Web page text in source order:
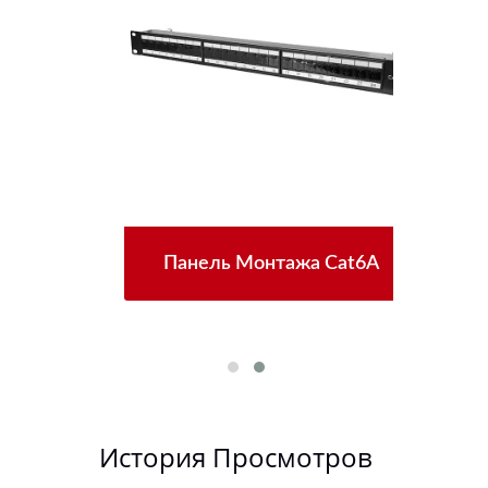
Панель Монтажа Cat6A
История Просмотров